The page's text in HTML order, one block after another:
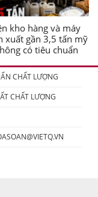
kho hàng và máy
xuất gần 3,5 tấn mỹ
có tiêu chuẩn
CHẤT LƯỢNG
CHẤT LƯỢNG